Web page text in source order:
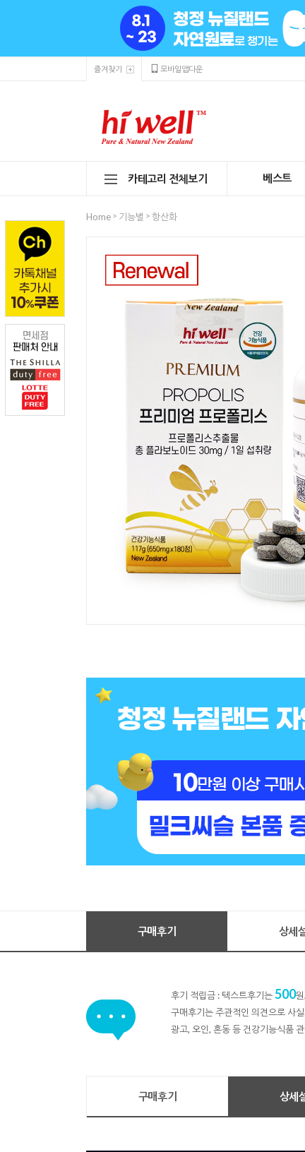
즐겨찾기 모바일앱다운
카테고리 전체보기 베스트
Home > 기능별 > 항산화
구매후기 상세
후기 적립금 : 텍스트후기는500
구매후기는 주관적인 의견으로 사
광고, 오인, 혼동 등 건강기능식품
구매후기 상세